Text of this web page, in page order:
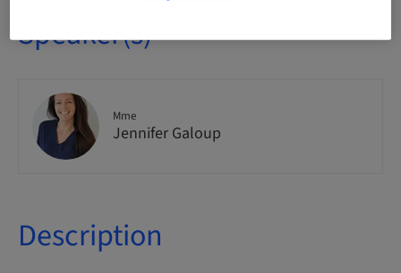
Speaker(s)
Mme
Jennifer Galoup
Description